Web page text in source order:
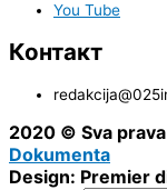
You Tube
Контакт
2020 © Sva
Dokumenta
Design: Premier